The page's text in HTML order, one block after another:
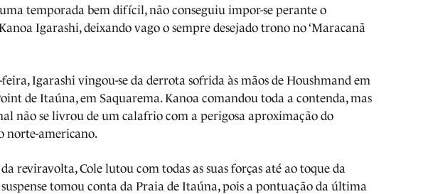
temporada bem difícil, não conseguiu impor-se perante o
Igarashi, deixando vago o sempre desejado trono no ‘Maracanã
feira, Igarashi vingou-se da derrota sofrida às mãos de Houshmand em
de Itaúna, em Saquarema. Kanoa comandou toda a contenda, mas
não se livrou de um calafrio com a perigosa aproximação do
norte-americano.
reviravolta, Cole lutou com todas as suas forças até ao toque da
tomou conta da Praia de Itaúna, pois a pontuação da última